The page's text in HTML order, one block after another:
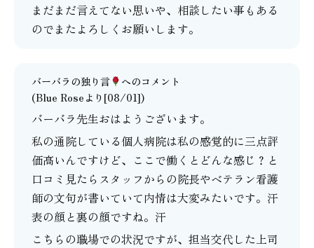
まだまだ言えてない思いや、相談したい事もある
のでまたよろしくお願いします。
バーバラの独り言
へのコメント
(Blue Roseより[08/01])
バーバラ先生おはようございます。
私の通院している個人病院は私の感覚的に三点評
価高いんですけど、ここで働くとどんな感じ？と
口コミ見たらスタッフからの院長やベテラン看護
師の文句が書いていて内情は大変みたいです。汗
表の顔と裏の顔ですね。汗
こちらの職場での状況ですが、担当交代した上司